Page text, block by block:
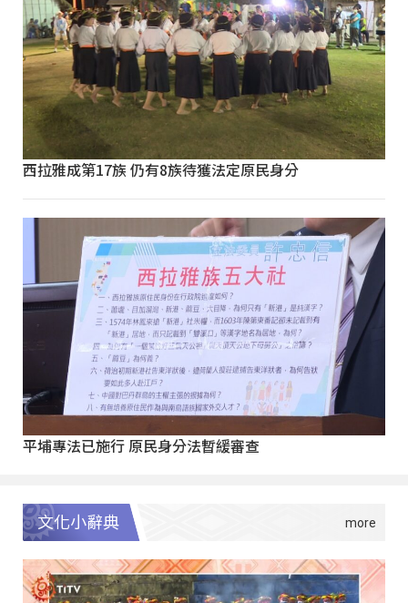
西拉雅成第17族 仍有8族待獲法定原民身分
平埔專法已施行 原民身分法暫緩審查
文化小辭典